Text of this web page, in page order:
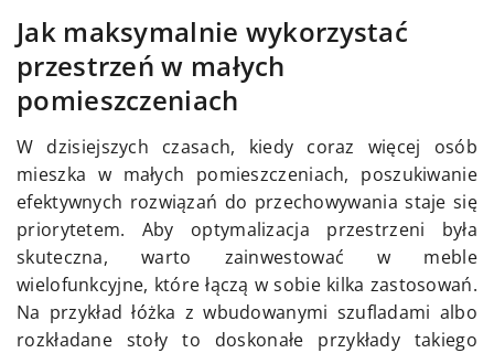
Jak maksymalnie wykorzystać
przestrzeń w małych
pomieszczeniach
W dzisiejszych czasach, kiedy coraz więcej osób
mieszka w małych pomieszczeniach, poszukiwanie
efektywnych rozwiązań do przechowywania staje się
priorytetem. Aby optymalizacja przestrzeni była
skuteczna, warto zainwestować w meble
wielofunkcyjne, które łączą w sobie kilka zastosowań.
Na przykład łóżka z wbudowanymi szufladami albo
rozkładane stoły to doskonałe przykłady takiego